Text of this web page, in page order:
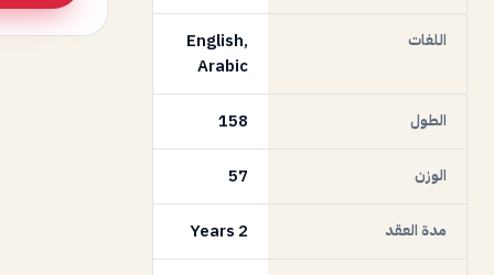
اللغات
English,
Arabic
الطول 158
الوزن 57
مدة العقد 2 Years